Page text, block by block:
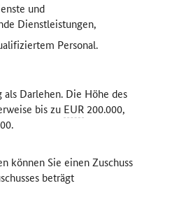
und
Dienstleistungen,
Personal.
Darlehen. Die Höhe des
bis zu EUR200.000,
können Sie einen Zuschuss
beträgt